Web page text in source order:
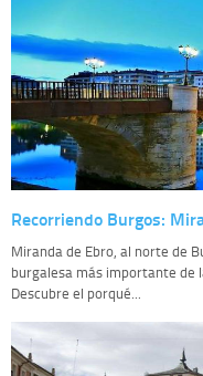
Recorriendo Burgos:
Miranda de Ebro, al norte de
burgalesa más importante de
Descubre el porqué...